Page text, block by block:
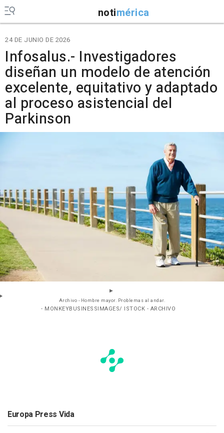
notimérica
24 DE JUNIO DE 2026
Infosalus.- Investigadores
diseñan un modelo de atención
excelente, equitativo y adaptado
al proceso asistencial del
Parkinson
Archivo - Hombre mayor. Problemas al andar.
- MONKEYBUSINESSIMAGES/ ISTOCK - ARCHIVO
Europa Press Vida